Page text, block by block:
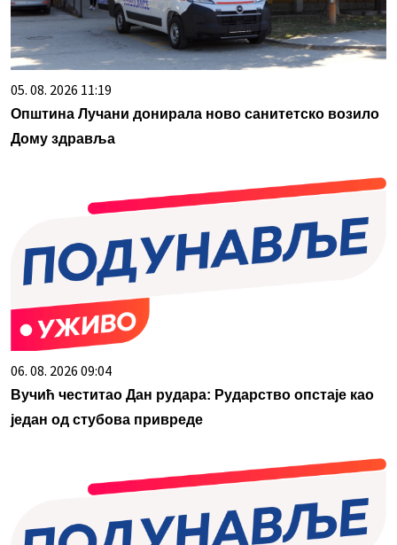
05. 08. 2026 11:19
Општина Лучани донирала ново санитетско возило
Дому здравља
06. 08. 2026 09:04
Вучић честитао Дан рудара: Рударство опстаје као
један од стубова привреде